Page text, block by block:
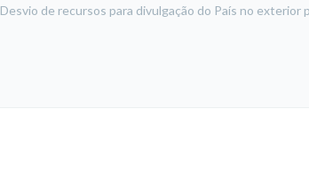
Desvio de recursos para divulgação do País no exterior